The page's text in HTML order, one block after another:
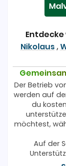
Nikolaus,
Der Betrieb
werden auf
du
möchtest,
Auf der